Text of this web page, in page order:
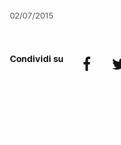
02/07/2015
Condividi su